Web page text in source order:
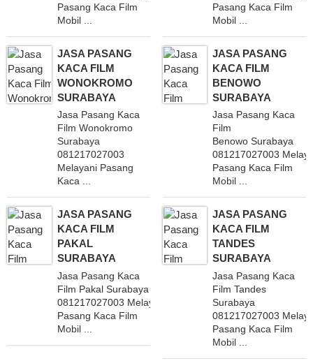
Pasang Kaca Film
Mobil ...
Pasang Kaca Film
Mobil ...
JASA PASANG
KACA FILM
WONOKROMO
SURABAYA
Jasa Pasang Kaca
Film Wonokromo
Surabaya
081217027003
Melayani Pasang
Kaca ...
JASA PASANG
KACA FILM
BENOWO
SURABAYA
Jasa Pasang Kaca
Film
Benowo Surabaya
081217027003
Pasang Kaca Film
Mobil ...
JASA PASANG
KACA FILM
PAKAL
SURABAYA
Jasa Pasang Kaca
Film Pakal Surabaya
081217027003 Melayani
Pasang Kaca Film
Mobil ...
JASA PASANG
KACA FILM
TANDES
SURABAYA
Jasa Pasang Kaca
Film Tandes
Surabaya
081217027003
Pasang Kaca Film
Mobil ...